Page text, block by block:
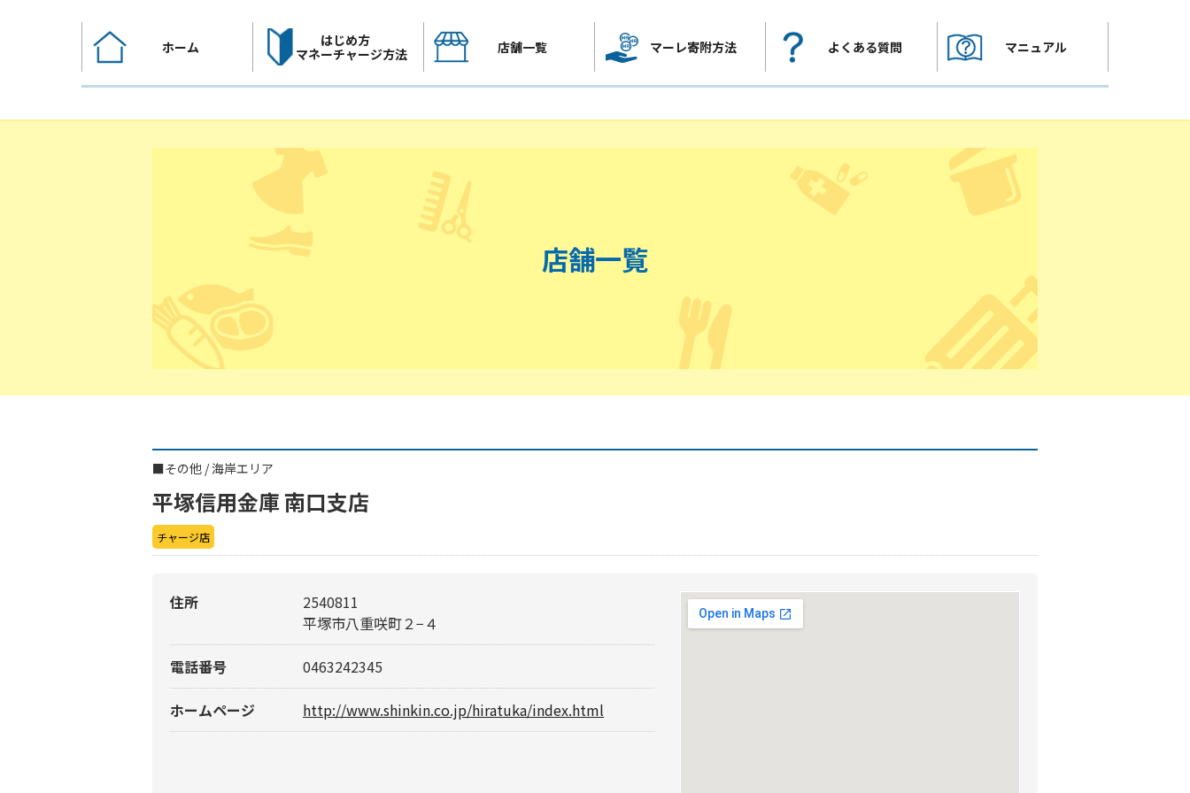
へ
ホーム
はじめ方
マネーチャージ方法
店舗一覧 マーレ寄附方法 よくある質問 マニュアル
店舗一覧
■その他 /海岸エリア
平塚信用金庫 南口支店
チャージ店
住所
2540811
平塚市八重咲町２−４
電話番号 0463242345
ホームページ http://www.shinkin.co.jp/hiratuka/index.html